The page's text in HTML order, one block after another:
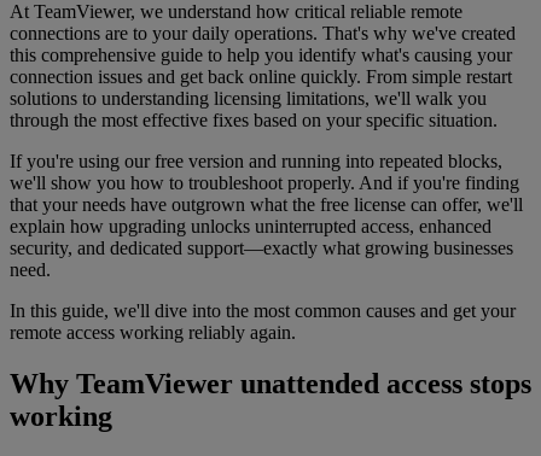
At TeamViewer, we understand how critical reliable remote
connections are to your daily operations. That's why we've created
this comprehensive guide to help you identify what's causing your
connection issues and get back online quickly. From simple restart
solutions to understanding licensing limitations, we'll walk you
through the most effective fixes based on your specific situation.
If you're using our free version and running into repeated blocks,
we'll show you how to troubleshoot properly. And if you're finding
that your needs have outgrown what the free license can offer, we'll
explain how upgrading unlocks uninterrupted access, enhanced
security, and dedicated support—exactly what growing businesses
need.
In this guide, we'll dive into the most common causes and get your
remote access working reliably again.
Why TeamViewer unattended access stops
working